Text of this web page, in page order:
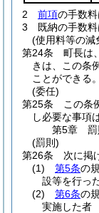
2
前項の手数料
3
既納の手数料
(使用料等の減
第24条
町長は
きは、この条
ことができる。
(委任)
第25条
この条
し必要な事項
第5章
罰
(罰則)
第26条
次に掲
(1)
第5条の
設等を行っ
(2)
第6条の
実施した者